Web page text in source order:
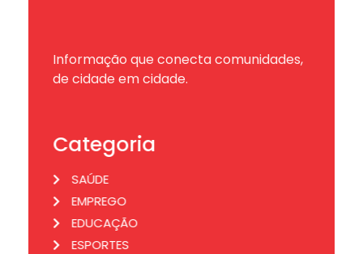
Informação que conecta comunidades,
de cidade em cidade.
Categoria
SAÚDE
EMPREGO
EDUCAÇÃO
ESPORTES